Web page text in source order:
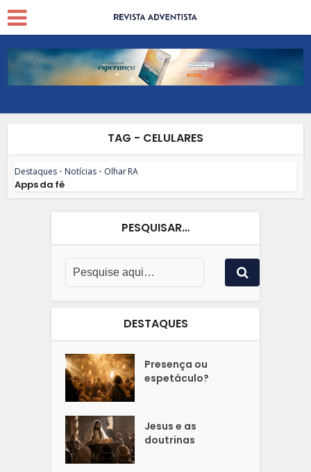
TAG - CELULARES
Destaques • Notícias • Olhar RA
Apps da fé
PESQUISAR…
DESTAQUES
Presença ou
espetáculo?
Jesus e as
doutrinas